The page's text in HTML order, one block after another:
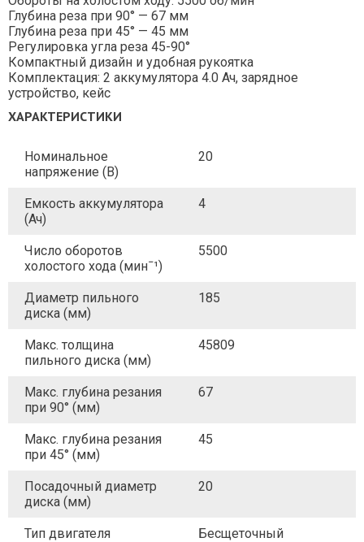
Глубина реза при 90° — 67 мм
Глубина реза при 45° — 45 мм
Регулировка угла реза 45-90°
Компактный дизайн и удобная рукоятка
Комплектация: 2 аккумулятора 4.0 Ач, зарядное
устройство, кейс
ХАРАКТЕРИСТИКИ
Номинальное
напряжение (В)
20
Емкость аккумулятора
(Ач)
4
Число оборотов
холостого хода (минˉ¹)
5500
Диаметр пильного
диска (мм)
185
Макс. толщина
пильного диска (мм)
45809
Макс. глубина резания
при 90° (мм)
67
Макс. глубина резания
при 45° (мм)
45
Посадочный диаметр
диска (мм)
20
Тип двигателя Бесщеточный